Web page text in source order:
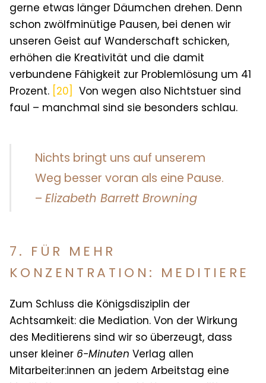
gerne etwas länger Däumchen drehen. Denn
schon zwölfminütige Pausen, bei denen wir
unseren Geist auf Wanderschaft schicken,
erhöhen die Kreativität und die damit
verbundene Fähigkeit zur Problemlösung um 41
Prozent. [20]
Von wegen also Nichtstuer sind
faul – manchmal sind sie besonders schlau.
Nichts bringt uns auf unserem
Weg besser voran als eine Pause.
– Elizabeth Barrett Browning
7. FÜR MEHR
KONZENTRATION: MEDITIERE
Zum Schluss die Königsdisziplin der
Achtsamkeit: die Mediation. Von der Wirkung
des Meditierens sind wir so überzeugt, dass
unser kleiner 6-Minuten Verlag allen
Mitarbeiter:innen an jedem Arbeitstag eine